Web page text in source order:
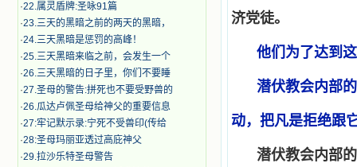
·22.属灵盾牌:圣咏91篇
·23.三天的黑暗之前的两天的黑暗，
·24.三天黑暗是惩罚的高峰！
·25.三天黑暗来临之前，会发生一个
·26.三天黑暗的日子里，你们不要睡
·27.圣母的警告:拼死也不要受野兽的
·26.瓜达卢佩圣母给神父的重要信息
·27:牢记默示录:宁死不受兽印(传给
·28:​圣母玛丽亚透过高庇神父
·29.拉沙乐特圣母警告
济党徒。
他们为了达到
潜伏教会内部
动，把凡是拒绝跟
潜伏教会内部